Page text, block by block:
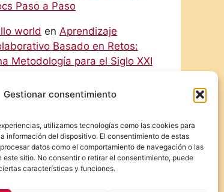
Gestionar consentimiento
utilizamos tecnologías como las cookies para
información del dispositivo. El consentimiento de estas
datos como el comportamiento de navegación o las
sitio. No consentir o retirar el consentimiento, puede
características y funciones.
Paso a Paso
world en Aprendizaje
Basado en Retos:
Metodología para el Siglo XXI
en Google Docs Paso a
Campos Cárdenasen
y Relaciones entre las
y las NIIF: Una Guía Detallada